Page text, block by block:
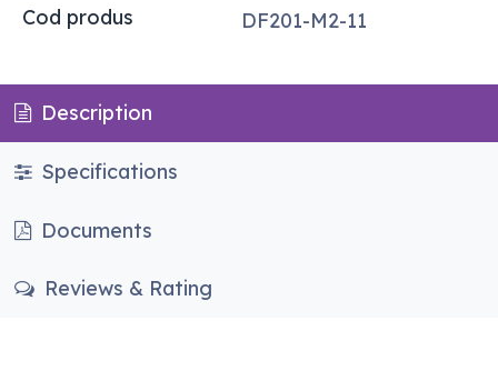
Cod produs DF201-M2-11
Description
Specifications
Documents
Reviews & Rating